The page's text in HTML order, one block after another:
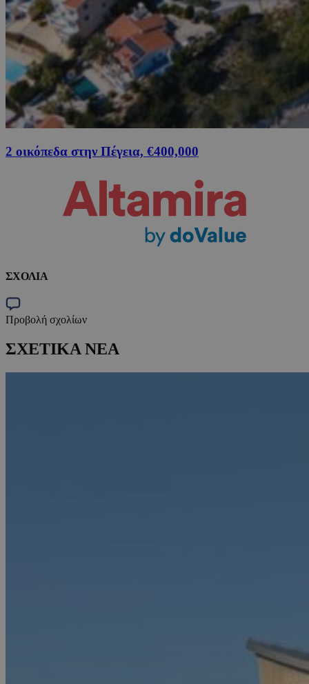
2 οικόπεδα στην Πέγεια, €400,000
ΣΧΟΛΙΑ
Προβολή σχολίων
ΣΧΕΤΙΚΑ ΝΕΑ